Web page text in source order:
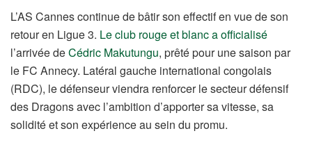
L’AS Cannes continue de bâtir son effectif en vue de son
retour en Ligue 3. Le club rouge et blanc a officialisé
l’arrivée deCédric Makutungu, prêté pour une saison par
le FC Annecy. Latéral gauche international congolais
(RDC), le défenseur viendra renforcer le secteur défensif
des Dragons avec l’ambition d’apporter sa vitesse, sa
solidité et son expérience au sein du promu.